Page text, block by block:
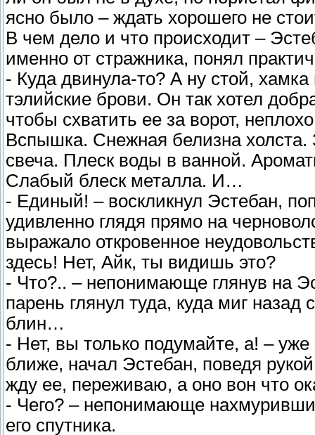
ясно было – ждать хорошего не
В чем дело и что происходит –
именно от стражника, понял
- Куда двинула-то? А ну стой,
тэлийские брови. Он так хотел
чтобы схватить ее за ворот,
Вспышка. Снежная белизна
свеча. Плеск воды в ванной.
Слабый блеск металла. И…
- Единый! – воскликнул Эстебан,
удивленно глядя прямо на
выражало откровенное
здесь! Нет, Айк, ты видишь это?
- Что?.. – непонимающе глянув на
парень глянул туда, куда миг
блин…
- Нет, вы только подумайте, а! –
ближе, начал Эстебан, поведя
жду ее, переживаю, а оно вон что
- Чего? – непонимающе
его спутника.